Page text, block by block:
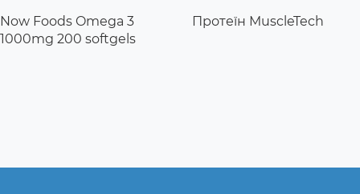
Now Foods Omega 3
1000mg 200 softgels
Протеїн MuscleTech